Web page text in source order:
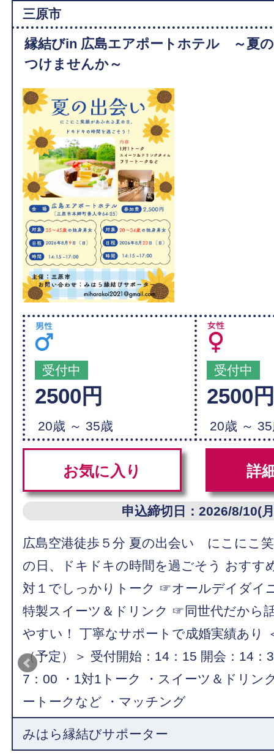
三原市
縁結びin 広島エアポートホテル ～夏
つけませんか～
受付中
2500円
20歳 ～ 35歳
受付中
2500
20歳 ～
お気に入り 詳
申込締切日：2026/8/10(
広島空港徒歩５分 夏の出会い にこにこ
の日、ドキドキの時間を過ごそう おす
対１でしっかりトーク ☞オールデイダイ
特製スイーツ＆ドリンク ☞同世代だから
やすい！ 丁寧なサポートで成婚実績あり
（予定）＞ 受付開始：14：15 開会：14：
7：00 ・1対1トーク ・スイーツ＆ドリン
ートークなど ・マッチング
みはら縁結びサポーター